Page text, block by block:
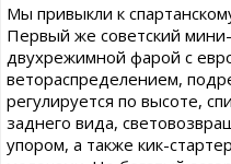
Мы привыкли к
Первый же советский
двухрежимной фарой с
ветораспределением,
регулируется по высоте,
заднего вида,
упором, а также кик-